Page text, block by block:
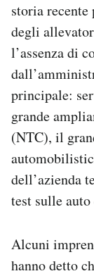
storia
degli
l’assenza di
principale:
grande
(NTC), il
dell’azienda
test sulle auto
Alcuni
hanno detto